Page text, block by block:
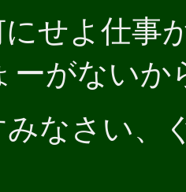
にせよ仕事
ーがないか
みなさい、